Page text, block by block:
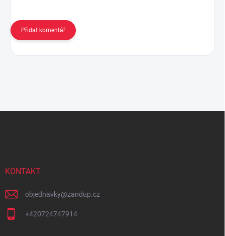
Přidat komentář
KONTAKT
objednavky@zandup.cz
+420724747914